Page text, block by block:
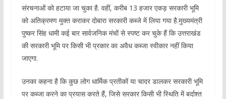
संरचनाओं को हटाया जा चुका है. वहीं, करीब 13 हजार एकड़ सरकारी भूमि
को अतिक्रमण मुक्त कराकर दोबारा सरकारी कब्जे में लिया गया है.मुख्यमंत्री
पुष्कर सिंह धामी कई बार सार्वजनिक मंचों से स्पष्ट कर चुके हैं कि उत्तराखंड
की सरकारी भूमि पर किसी भी प्रकार का अवैध कब्जा स्वीकार नहीं किया
जाएगा.
उनका कहना है कि कुछ लोग धार्मिक प्रतीकों या चादर डालकर सरकारी भूमि
पर कब्जा करने का प्रयास करते हैं, जिसे सरकार किसी भी स्थिति में बर्दाश्त